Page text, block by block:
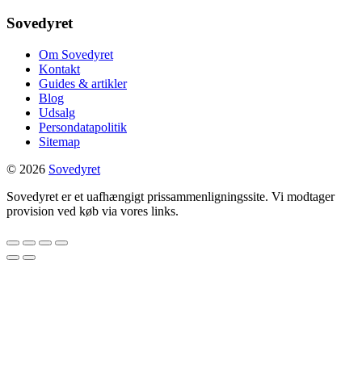
Sovedyret
Om Sovedyret
Kontakt
Guides & artikler
Blog
Udsalg
Persondatapolitik
Sitemap
© 2026 Sovedyret
Sovedyret er et uafhængigt prissammenligningssite. Vi modtager
provision ved køb via vores links.